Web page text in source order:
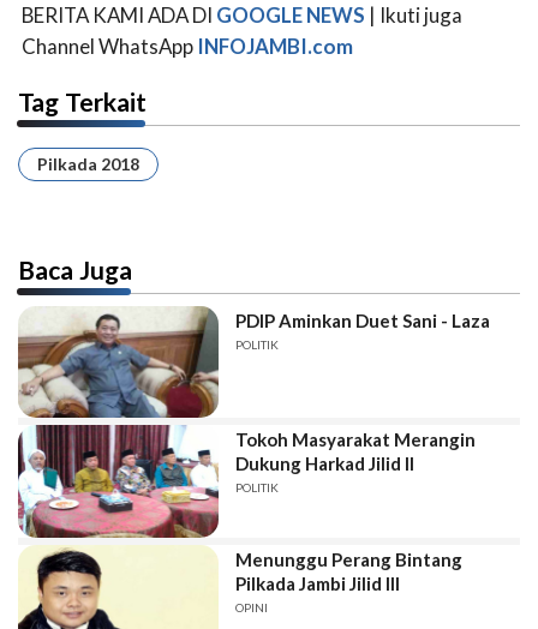
BERITA KAMI ADA DI GOOGLE NEWS | Ikuti juga
Channel WhatsApp INFOJAMBI.com
Tag Terkait
Pilkada 2018
Baca Juga
PDIP Aminkan Duet Sani - Laza
POLITIK
Tokoh Masyarakat Merangin
Dukung Harkad Jilid Il
POLITIK
Menunggu Perang Bintang
Pilkada Jambi Jilid III
OPINI